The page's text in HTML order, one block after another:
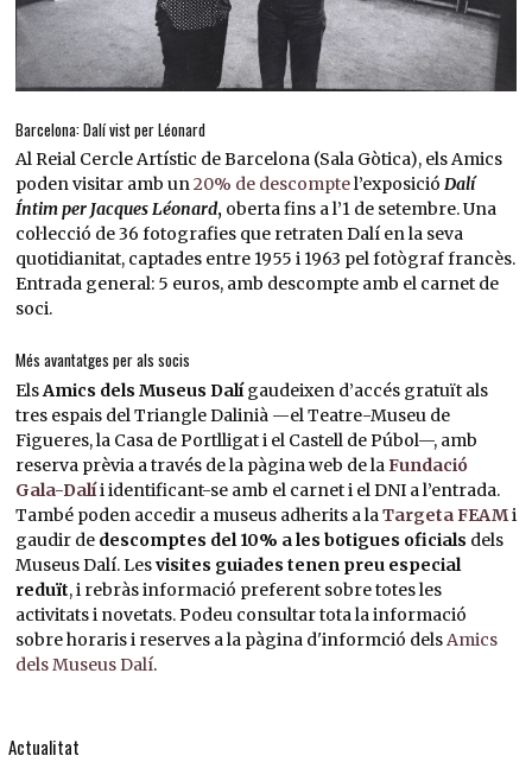
Barcelona: Dalí vist per Léonard
Al Reial Cercle Artístic de Barcelona (Sala Gòtica), els Amics
poden visitar amb un20% de descomptel’exposició Dalí
Íntim per Jacques Léonard,oberta fins a l’1 de setembre. Una
col·lecció de 36 fotografies que retraten Dalí en la seva
quotidianitat, captades entre 1955 i 1963 pel fotògraf francès.
Entrada general: 5 euros, amb descompte amb el carnet de
soci.
Més avantatges per als socis
ElsAmics dels Museus Dalígaudeixen d’accés gratuït als
tres espais del Triangle Dalinià —el Teatre-Museu de
Figueres, la Casa de Portlligat i el Castell de Púbol—, amb
reserva prèvia a través de la pàgina web de laFundació
Gala-Dalíi identificant-se amb el carnet i el DNI a l’entrada.
També poden accedir a museus adherits a laTargeta FEAMi
gaudir de descomptes del 10% a les botigues oficials dels
Museus Dalí. Lesvisites guiades tenen preu especial
reduït, i rebràs informació preferent sobre totes les
activitats i novetats. Podeu consultar tota la informació
sobre horaris i reserves a la pàgina d'informció delsAmics
dels Museus Dalí.
Actualitat